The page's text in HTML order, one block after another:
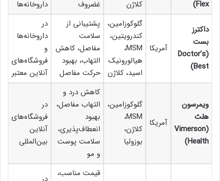
Flex)
کلاژن
غضروف
داروخانه‌ها
داکترز
بست
(Doctor’s
Best)
آمریکا
گلوکوزامین،
کندرویتین،
MSM،
هیالورونیک
اسید، کلاژن
پشتیبانی از
سلامت
مفاصل، کاهش
التهاب، بهبود
حرکت مفاصل
در
داروخانه‌ها
و
فروشگاه‌های
آنلاین معتبر
ویمرسون
هلث
(Vimerson
Health)
آمریکا
گلوکوزامین،
MSM،
کلاژن،
بوزولیا
کاهش درد و
التهاب مفاصل،
بهبود
انعطاف‌پذیری،
سلامت پوست
و مو
در
فروشگاه‌های
آنلاین
بین‌المللی
قیمت مناسب،